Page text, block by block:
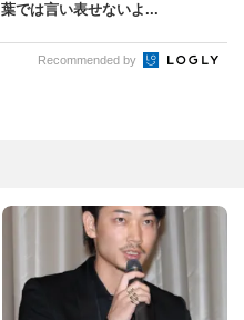
葉では言い表せないよ...
Recommended by